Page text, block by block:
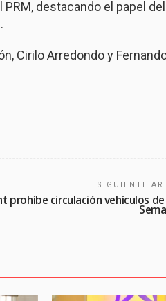
destacando el papel
Cirilo Arredondo y
SIGUIENTE
prohíbe circulación vehículos